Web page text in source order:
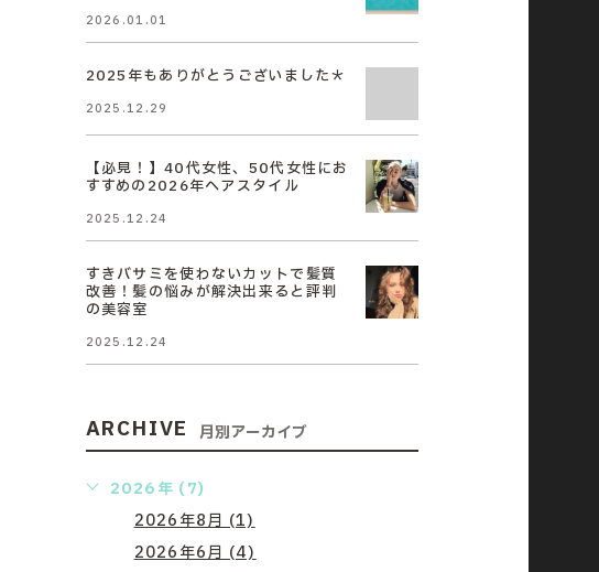
2026.01.01
2025年もありがとうございました＊
2025.12.29
【必見！】40代女性、50代女性にお
すすめの2026年ヘアスタイル
2025.12.24
すきバサミを使わないカットで髪質
改善！髪の悩みが解決出来ると評判
の美容室
2025.12.24
ARCHIVE 月別アーカイブ
2026年 (7)
2026年8月 (1)
2026年6月 (4)